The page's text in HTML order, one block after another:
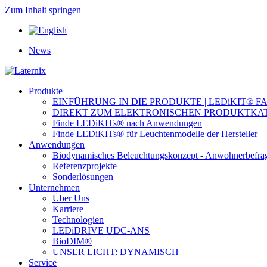
Zum Inhalt springen
News
Produkte
EINFÜHRUNG IN DIE PRODUKTE | LEDiKIT®
DIREKT ZUM ELEKTRONISCHEN
Finde LEDiKITs® nach Anwendungen
Finde LEDiKITs® für Leuchtenmodelle der Hersteller
Anwendungen
Biodynamisches Beleuchtungskonzept -
Referenzprojekte
Sonderlösungen
Unternehmen
Über Uns
Karriere
Technologien
LEDiDRIVE UDC-ANS
BioDIM®
UNSER LICHT: DYNAMISCH
Service